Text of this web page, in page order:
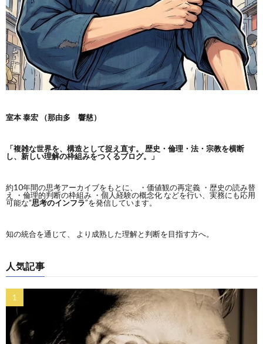
室本 泰宏 （那由多 響慈）
「複雑な世界を、構造として捉え直す。
歴史・倫理・法・宗教を横断
し、新しい理解の枠組みをつくるブログ。」
約10年間の思考アーカイブをもとに、 ・価値観の再定義 ・歴史の読み替
え ・倫理的判断の枠組み ・個人経験の概念化 などを行い、実務にも応用
可能な“思考のインフラ”を発信しています。
知の統合を通じて、 より成熟した理解と判断を目指す方へ。
人気記事